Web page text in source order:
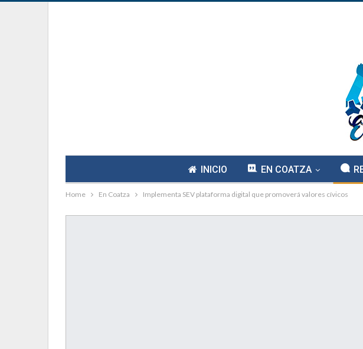
INICIO EN COATZA
Home En Coatza Implementa SEV plataforma digital que promoverá valores cívicos